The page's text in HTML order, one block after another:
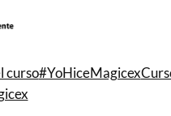
curso#YoHiceMagicex